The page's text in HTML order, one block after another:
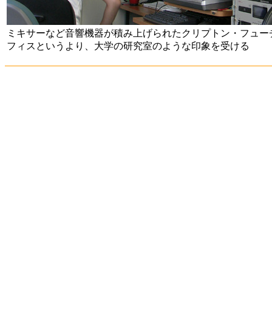
ミキサーなど音響機器が積み上げられたクリプトン・フュ
フィスというより、大学の研究室のような印象を受ける